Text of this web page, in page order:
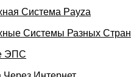
Система Payza
Системы Разных Стран
ЭПС